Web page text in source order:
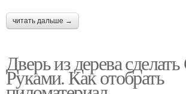
читать дальше →
Дверь из дерева
Руками. Как отобрать